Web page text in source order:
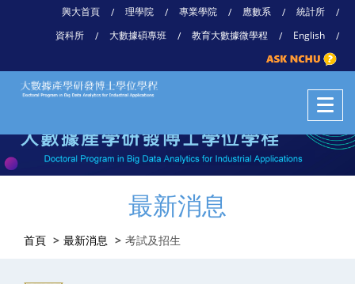
興大首頁 / 理學院 / 專業學院 / 應數系 / 統計所
/
資科所
/ 大數據碩專班 / 教育大數據微學程 / English /
最新消息
首頁 最新消息 考試及招生